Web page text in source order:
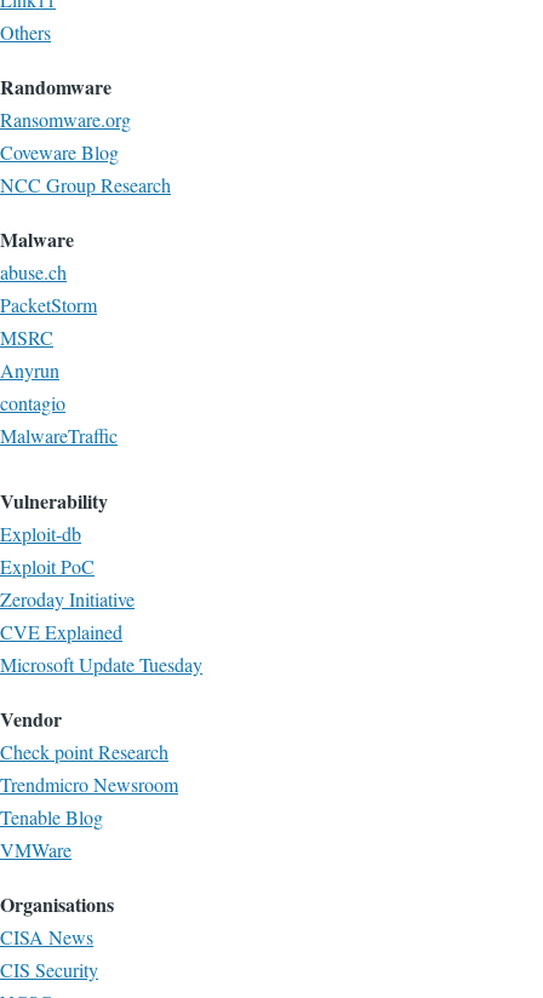
Others
Randomware
Ransomware.org
Coveware Blog
NCC Group Research
Malware
abuse.ch
PacketStorm
MSRC
Anyrun
contagio
MalwareTraffic
Vulnerability
Exploit-db
Exploit PoC
Zeroday Initiative
CVE Explained
Microsoft Update Tuesday
Vendor
Check point Research
Trendmicro Newsroom
Tenable Blog
VMWare
Organisations
CISA News
CIS Security